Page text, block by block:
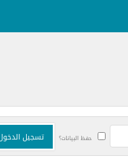
حفظ البيانات؟